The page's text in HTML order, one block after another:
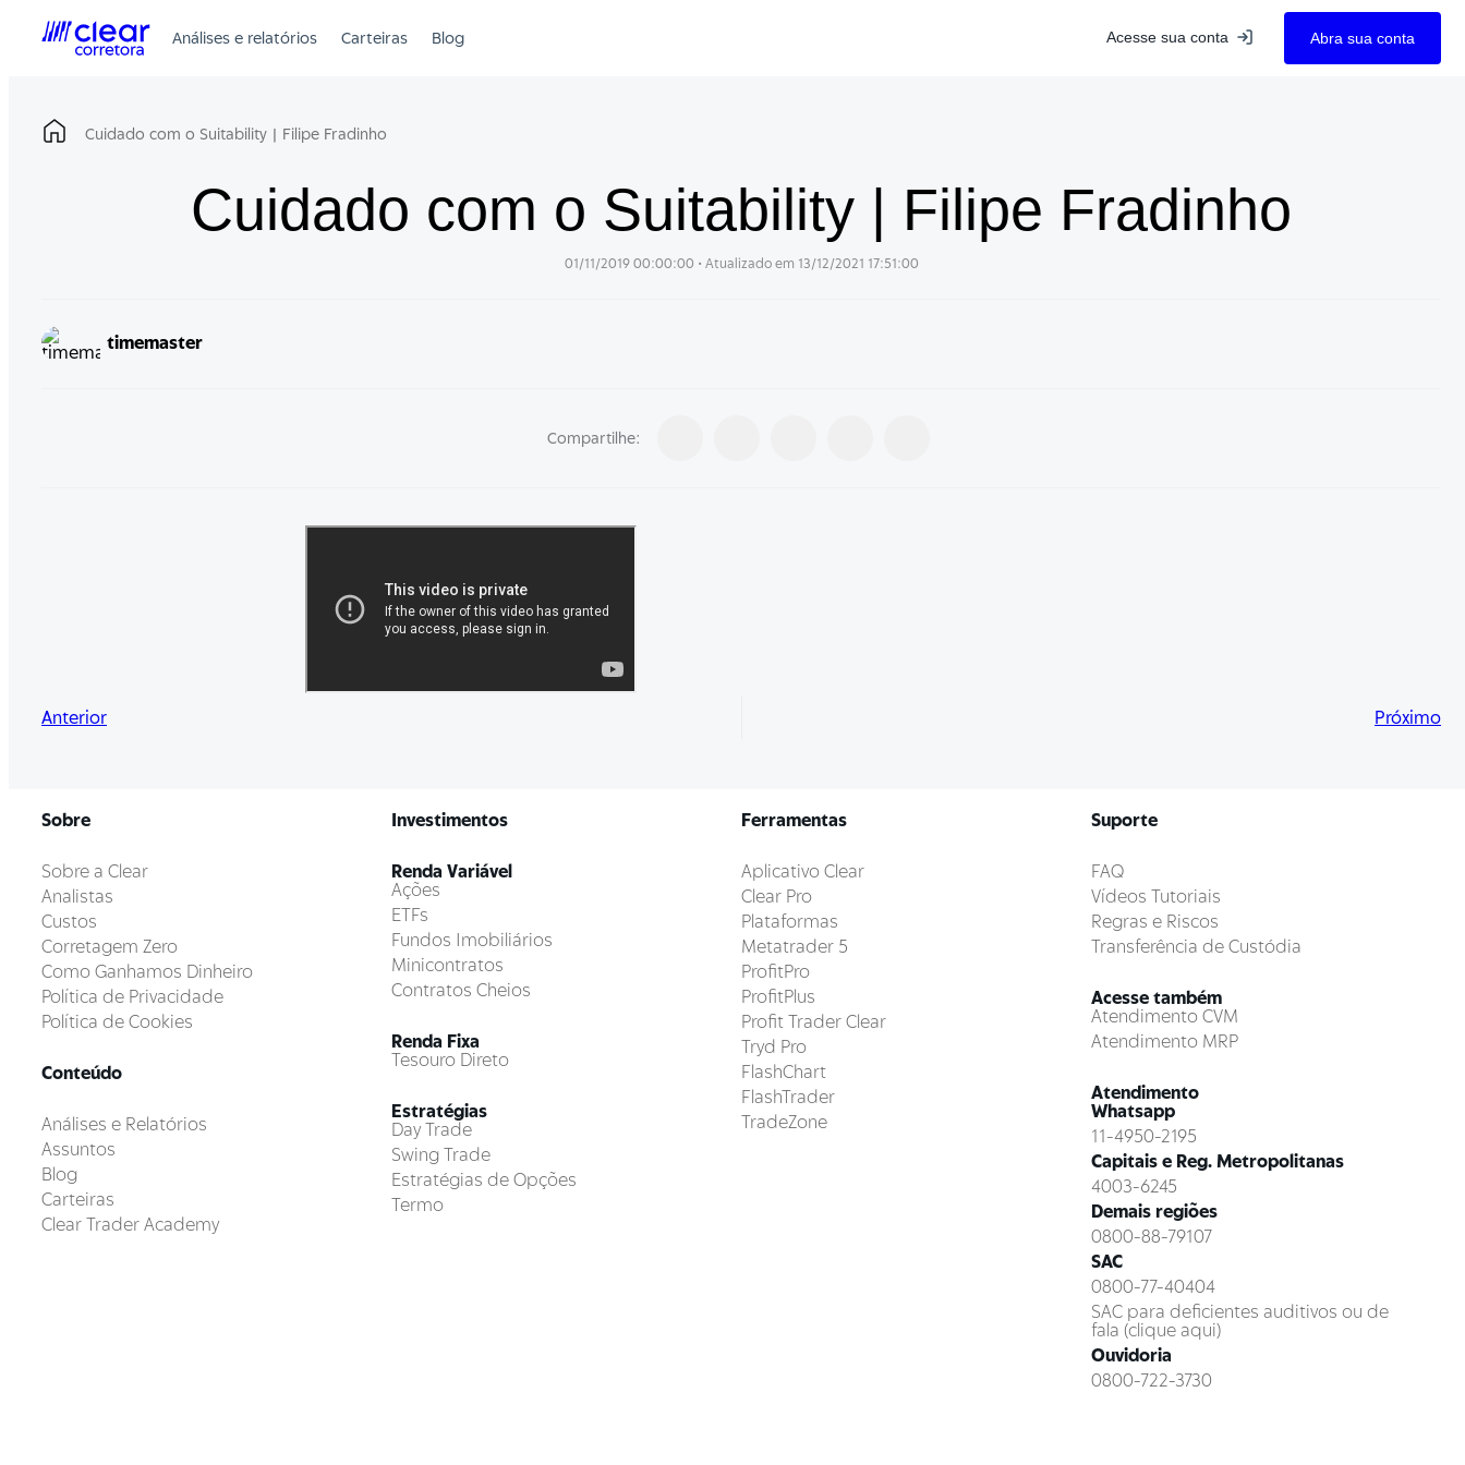
Análises e relatórios Carteiras Blog Acesse sua conta Abra sua conta
Cuidado com o Suitability | Filipe Fradinho
Cuidado com o Suitability | Filipe Fradinho
01/11/2019 00:00:00 • Atualizado em 13/12/2021 17:51:00
timemaster
Compartilhe:
Anterior Próximo
Sobre
Sobre a Clear
Analistas
Custos
Corretagem Zero
Como Ganhamos Dinheiro
Política de Privacidade
Política de Cookies
Conteúdo
Análises e Relatórios
Assuntos
Blog
Carteiras
Clear Trader Academy
Investimentos
Renda Variável
Ações
ETFs
Fundos Imobiliários
Minicontratos
Contratos Cheios
Renda Fixa
Tesouro Direto
Estratégias
Day Trade
Swing Trade
Estratégias de Opções
Termo
Ferramentas
Aplicativo Clear
Clear Pro
Plataformas
Metatrader 5
ProfitPro
ProfitPlus
Profit Trader Clear
Tryd Pro
FlashChart
FlashTrader
TradeZone
Suporte
FAQ
Vídeos Tutoriais
Regras e Riscos
Transferência de Custódia
Acesse também
Atendimento CVM
Atendimento MRP
Atendimento
Whatsapp
11-4950-2195
Capitais e Reg. Metropolitanas
4003-6245
Demais regiões
0800-88-79107
SAC
0800-77-40404
SAC para deficientes auditivos ou de
fala (clique aqui)
Ouvidoria
0800-722-3730